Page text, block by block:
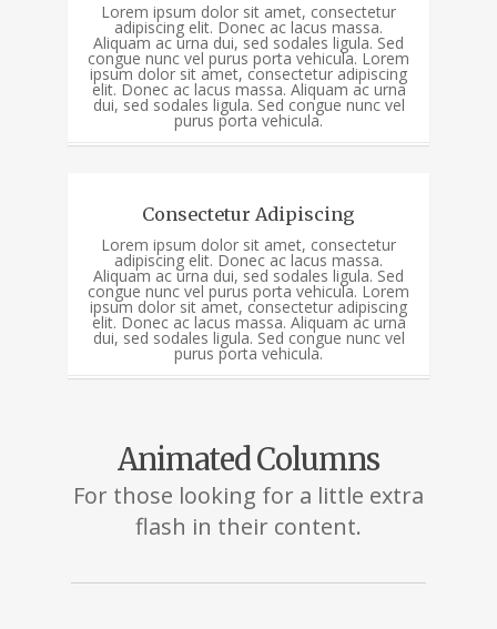
Lorem ipsum dolor sit amet, consectetur
adipiscing elit. Donec ac lacus massa.
Aliquam ac urna dui, sed sodales ligula. Sed
congue nunc vel purus porta vehicula. Lorem
ipsum dolor sit amet, consectetur adipiscing
elit. Donec ac lacus massa. Aliquam ac urna
dui, sed sodales ligula. Sed congue nunc vel
purus porta vehicula.
Consectetur Adipiscing
Lorem ipsum dolor sit amet, consectetur
adipiscing elit. Donec ac lacus massa.
Aliquam ac urna dui, sed sodales ligula. Sed
congue nunc vel purus porta vehicula. Lorem
ipsum dolor sit amet, consectetur adipiscing
elit. Donec ac lacus massa. Aliquam ac urna
dui, sed sodales ligula. Sed congue nunc vel
purus porta vehicula.
Animated Columns
For those looking for a little extra
flash in their content.